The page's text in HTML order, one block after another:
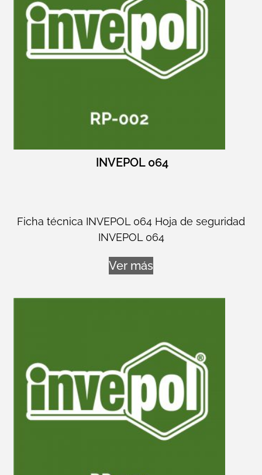
INVEPOL 064
Ficha técnica INVEPOL 064 Hoja de seguridad
INVEPOL 064
Ver más